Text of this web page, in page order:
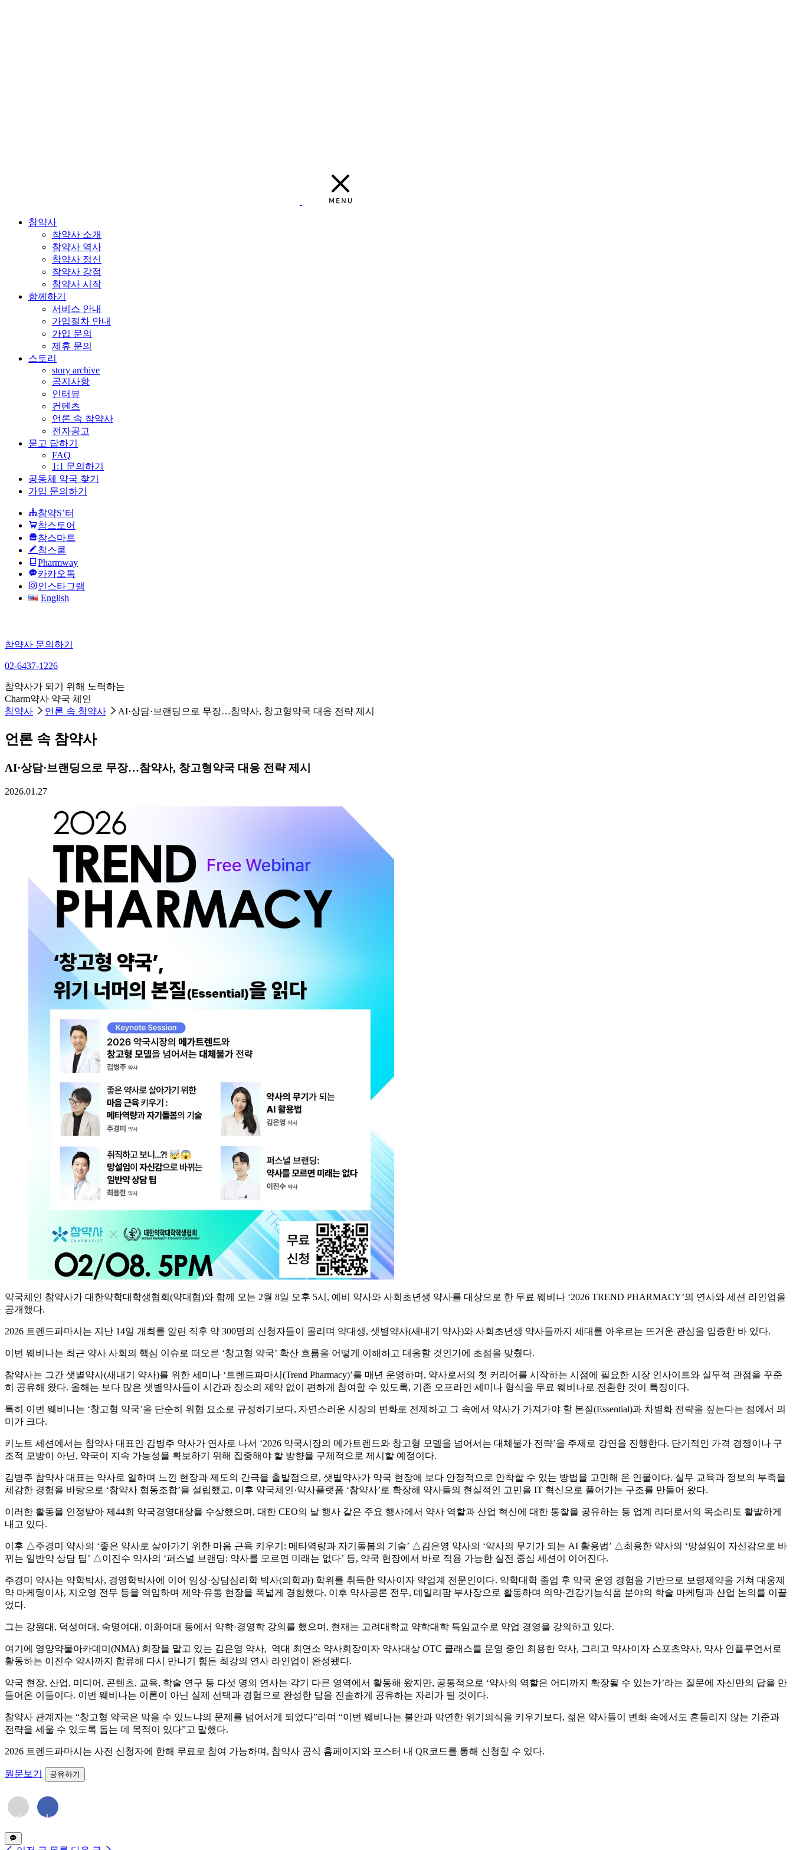
참약사
참약사 소개
참약사 역사
참약사 정신
참약사 강점
참약사 시작
함께하기
서비스 안내
가입절차 안내
가입 문의
제휴 문의
스토리
story archive
공지사항
인터뷰
컨텐츠
언론 속 참약사
전자공고
묻고 답하기
FAQ
1:1 문의하기
공동체 약국 찾기
가입 문의하기
참약S’터
참스토어
참스마트
참스쿨
Pharmway
카카오톡
인스타그램
English
참약사 문의하기
02-6437-1226
참약사가 되기 위해 노력하는
Charm약사 약국 체인
참약사
언론 속 참약사 AI·상담·브랜딩으로 무장…참약사, 창고형약국 대응 전략 제시
언론 속 참약사
AI·상담·브랜딩으로 무장…참약사, 창고형약국 대응 전략 제시
2026.01.27
약국체인 참약사가 대한약학대학생협회(약대협)와 함께 오는 2월 8일 오후 5시, 예비 약사와 사회초년생 약사를 대상으로 한 무료 웨비나 ‘2026 TREND PHARMACY’의 연사와 세션 라인업을
공개했다.
2026 트렌드파마시는 지난 14일 개최를 알린 직후 약 300명의 신청자들이 몰리며 약대생, 샛별약사(새내기 약사)와 사회초년생 약사들까지 세대를 아우르는 뜨거운 관심을 입증한 바 있다.
이번 웨비나는 최근 약사 사회의 핵심 이슈로 떠오른 ‘창고형 약국’ 확산 흐름을 어떻게 이해하고 대응할 것인가에 초점을 맞췄다.
참약사는 그간 샛별약사(새내기 약사)를 위한 세미나 ‘트렌드파마시(Trend Pharmacy)’를 매년 운영하며, 약사로서의 첫 커리어를 시작하는 시점에 필요한 시장 인사이트와 실무적 관점을 꾸준
히 공유해 왔다. 올해는 보다 많은 샛별약사들이 시간과 장소의 제약 없이 편하게 참여할 수 있도록, 기존 오프라인 세미나 형식을 무료 웨비나로 전환한 것이 특징이다.
특히 이번 웨비나는 ‘창고형 약국’을 단순히 위협 요소로 규정하기보다, 자연스러운 시장의 변화로 전제하고 그 속에서 약사가 가져가야 할 본질(Essential)과 차별화 전략을 짚는다는 점에서 의
미가 크다.
키노트 세션에서는 참약사 대표인 김병주 약사가 연사로 나서 ‘2026 약국시장의 메가트렌드와 창고형 모델을 넘어서는 대체불가 전략’을 주제로 강연을 진행한다. 단기적인 가격 경쟁이나 구
조적 모방이 아닌, 약국이 지속 가능성을 확보하기 위해 집중해야 할 방향을 구체적으로 제시할 예정이다.
김병주 참약사 대표는 약사로 일하며 느낀 현장과 제도의 간극을 출발점으로, 샛별약사가 약국 현장에 보다 안정적으로 안착할 수 있는 방법을 고민해 온 인물이다. 실무 교육과 정보의 부족을
체감한 경험을 바탕으로 ‘참약사 협동조합’을 설립했고, 이후 약국체인·약사플랫폼 ‘참약사’로 확장해 약사들의 현실적인 고민을 IT 혁신으로 풀어가는 구조를 만들어 왔다.
이러한 활동을 인정받아 제44회 약국경영대상을 수상했으며, 대한 CEO의 날 행사 같은 주요 행사에서 약사 역할과 산업 혁신에 대한 통찰을 공유하는 등 업계 리더로서의 목소리도 활발하게
내고 있다.
이후 △주경미 약사의 ‘좋은 약사로 살아가기 위한 마음 근육 키우기: 메타역량과 자기돌봄의 기술’ △김은영 약사의 ‘약사의 무기가 되는 AI 활용법’ △최용한 약사의 ‘망설임이 자신감으로 바
뀌는 일반약 상담 팁’ △이진수 약사의 ‘퍼스널 브랜딩: 약사를 모르면 미래는 없다’ 등, 약국 현장에서 바로 적용 가능한 실전 중심 세션이 이어진다.
주경미 약사는 약학박사, 경영학박사에 이어 임상·상담심리학 박사(의학과) 학위를 취득한 약사이자 약업계 전문인이다. 약학대학 졸업 후 약국 운영 경험을 기반으로 보령제약을 거쳐 대웅제
약 마케팅이사, 지오영 전무 등을 역임하며 제약·유통 현장을 폭넓게 경험했다. 이후 약사공론 전무, 데일리팜 부사장으로 활동하며 의약·건강기능식품 분야의 학술 마케팅과 산업 논의를 이끌
었다.
그는 강원대, 덕성여대, 숙명여대, 이화여대 등에서 약학·경영학 강의를 했으며, 현재는 고려대학교 약학대학 특임교수로 약업 경영을 강의하고 있다.
여기에 영양약물아카데미(NMA) 회장을 맡고 있는 김은영 약사, 역대 최연소 약사회장이자 약사대상 OTC 클래스를 운영 중인 최용한 약사, 그리고 약사이자 스포츠약사, 약사 인플루언서로
활동하는 이진수 약사까지 합류해 다시 만나기 힘든 최강의 연사 라인업이 완성됐다.
약국 현장, 산업, 미디어, 콘텐츠, 교육, 학술 연구 등 다섯 명의 연사는 각기 다른 영역에서 활동해 왔지만, 공통적으로 ‘약사의 역할은 어디까지 확장될 수 있는가’라는 질문에 자신만의 답을 만
들어온 이들이다. 이번 웨비나는 이론이 아닌 실제 선택과 경험으로 완성한 답을 진솔하게 공유하는 자리가 될 것이다.
참약사 관계자는 “창고형 약국은 막을 수 있느냐의 문제를 넘어서게 되었다”라며 “이번 웨비나는 불안과 막연한 위기의식을 키우기보다, 젊은 약사들이 변화 속에서도 흔들리지 않는 기준과
전략을 세울 수 있도록 돕는 데 목적이 있다”고 말했다.
2026 트렌드파마시는 사전 신청자에 한해 무료로 참여 가능하며, 참약사 공식 홈페이지와 포스터 내 QR코드를 통해 신청할 수 있다.
원문보기 공유하기
class="far
envelope">
<i
class="fab